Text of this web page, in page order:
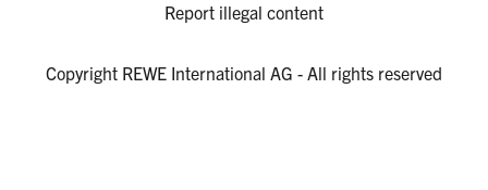
Report illegal content
Copyright REWE International AG - All rights reserved